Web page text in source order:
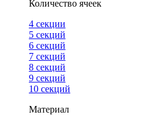
Количество ячеек
4 cекции
5 секций
6 секций
7 секций
8 секций
9 секций
10 секций
Материал